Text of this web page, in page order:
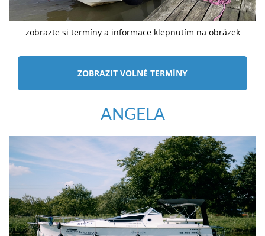
zobrazte si termíny a informace klepnutím na obrázek
ZOBRAZIT VOLNÉ TERMÍNY
ANGELA